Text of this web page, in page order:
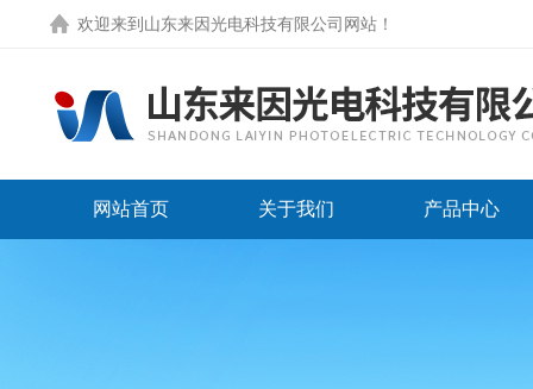
欢迎来到 山东来因光电科技有限公司网站 ！
网站首页 关于我们 产品中心